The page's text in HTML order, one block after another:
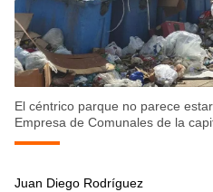
El céntrico parque no parece
Empresa de Comunales de la
Juan Diego Rodríguez